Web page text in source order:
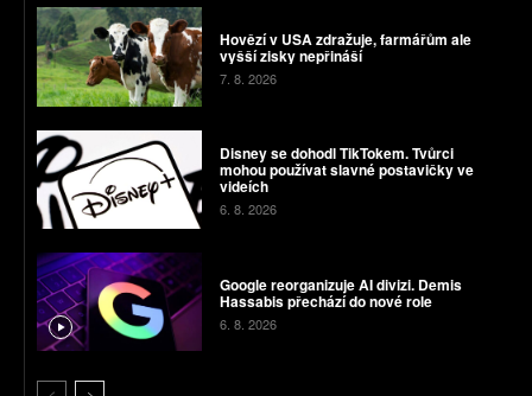
Hovězí v USA zdražuje, farmářům ale
vyšší zisky nepřináší
7. 8. 2026
Disney se dohodl TikTokem. Tvůrci
mohou používat slavné postavičky ve
videích
6. 8. 2026
Google reorganizuje AI divizi. Demis
Hassabis přechází do nové role
6. 8. 2026